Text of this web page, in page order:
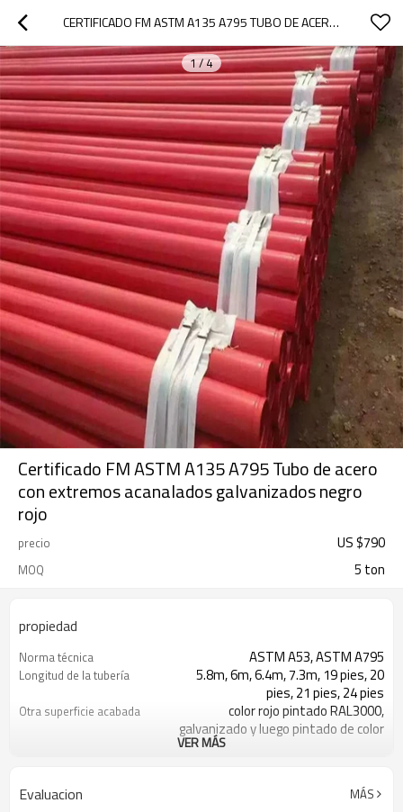
CERTIFICADO FM ASTM A135 A795 TUBO DE ACERO CON EXTREMOS ACANALADOS GALVANIZADOS NEGRO ROJO
1/4
Certificado FM ASTM A135 A795 Tubo de acero
con extremos acanalados galvanizados negro
rojo
precio US $790
MOQ 5 ton
propiedad
Norma técnica ASTM A53, ASTM A795
Longitud de la tubería
5.8m, 6m, 6.4m, 7.3m, 19 pies, 20
pies, 21 pies, 24 pies
Otra superficie acabada
color rojo pintado RAL3000,
galvanizado y luego pintado de color
rojo, color negro pintado, recubierto
tratamiento superficial
Sobre superficie acabada
la superficie terminada puede ser
VER MÁS
Evaluacion MÁS